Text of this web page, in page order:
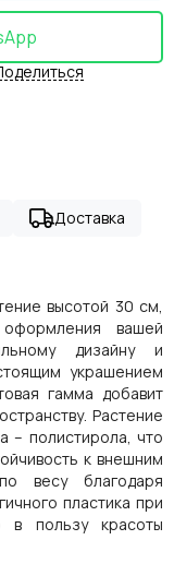
Доставка
высотой 30 см,
вашей
дизайну и
украшением
гамма добавит
Растение
– полистирола, что
к внешним
весу благодаря
пластика при
в пользу красоты